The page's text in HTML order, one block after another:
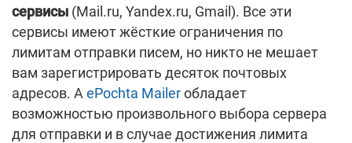
сервисы (Mail.ru, Yandex.ru, Gmail). Все эти
сервисы имеют жёсткие ограничения по
лимитам отправки писем, но никто не мешает
вам зарегистрировать десяток почтовых
адресов. А ePochta Mailerобладает
возможностью произвольного выбора сервера
для отправки и в случае достижения лимита